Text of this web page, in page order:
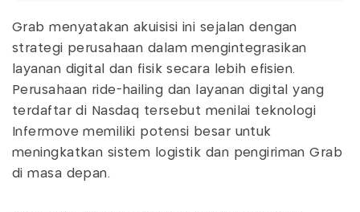
Grab menyatakan akuisisi ini sejalan dengan
strategi perusahaan dalam mengintegrasikan
layanan digital dan fisik secara lebih efisien.
Perusahaan ride-hailing dan layanan digital yang
terdaftar di Nasdaq tersebut menilai teknologi
Infermove memiliki potensi besar untuk
meningkatkan sistem logistik dan pengiriman Grab
di masa depan.